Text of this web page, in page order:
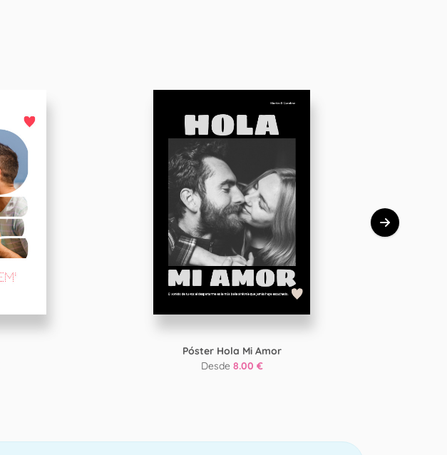
Póster Hola Mi Amor
Desde 8.00 €